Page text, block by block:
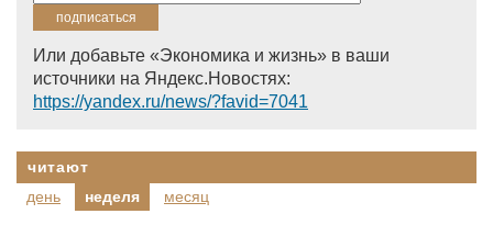
Или добавьте «Экономика и жизнь» в ваши
источники на Яндекс.Новостях:
https://yandex.ru/news/?favid=7041
читают
день
неделя месяц